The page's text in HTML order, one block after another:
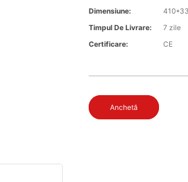
Dimensiune:
Timpul De Livrare:
7 zile
Certificare:
CE
Anchetă